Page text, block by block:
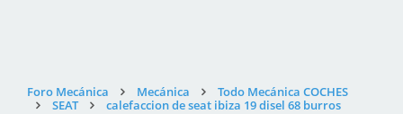
Foro Mecánica Mecánica
Todo Mecánica COCHES
SEAT
calefaccion de seat ibiza 19 disel 68 burros